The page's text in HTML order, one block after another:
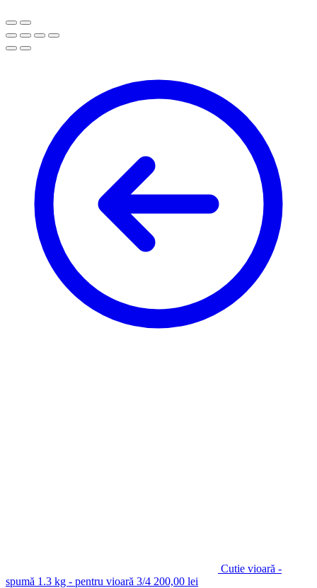
Cutie vioară -
spumă 1.3 kg - pentru vioară 3/4 200,00 lei